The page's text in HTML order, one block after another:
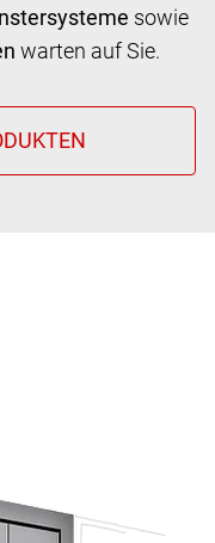
sowie
warten auf Sie.